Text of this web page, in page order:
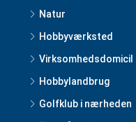
Natur
Hobbyværksted
Virksomhedsdomicil
Hobbylandbrug
Golfklub i nærheden